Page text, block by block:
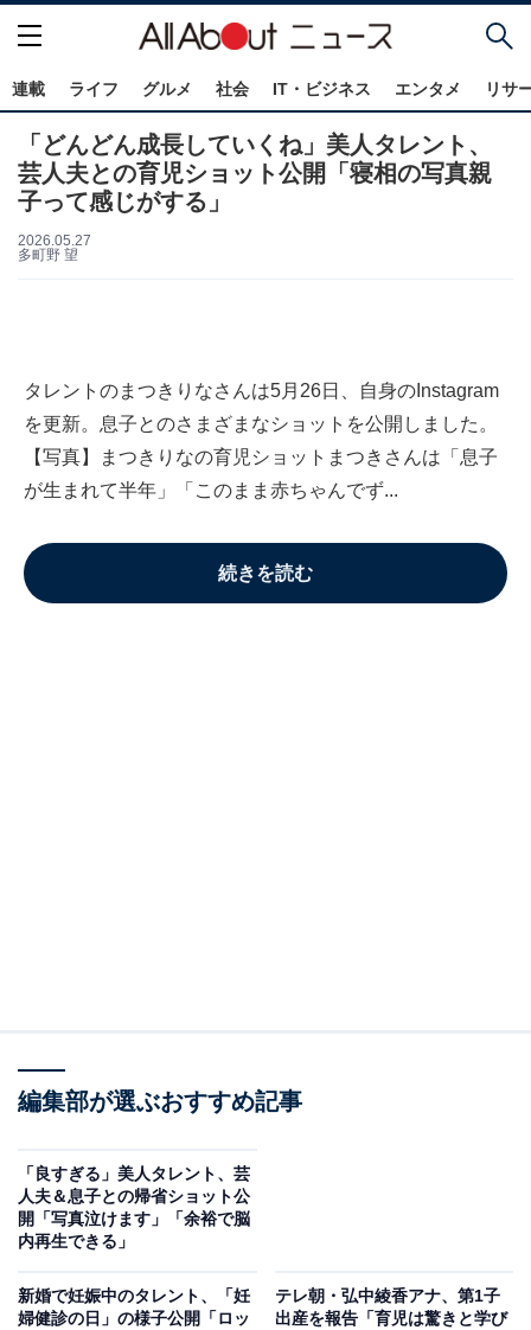
連載 ライフ グルメ 社会 IT・ビジネス エンタメ リサ
「どんどん成長していくね」美人タレント、
芸人夫との育児ショット公開「寝相の写真親
子って感じがする」
2026.05.27
多町野 望
タレントのまつきりなさんは5月26日、自身のInstagram
を更新。息子とのさまざまなショットを公開しました。
【写真】まつきりなの育児ショットまつきさんは「息子
が生まれて半年」「このまま赤ちゃんでず...
続きを読む
編集部が選ぶおすすめ記事
「良すぎる」美人タレント、芸
人夫＆息子との帰省ショット公
開「写真泣けます」「余裕で脳
内再生できる」
新婚で妊娠中のタレント、「妊
婦健診の日」の様子公開「ロッ
テレ朝・弘中綾香アナ、第1子
出産を報告「育児は驚きと学び